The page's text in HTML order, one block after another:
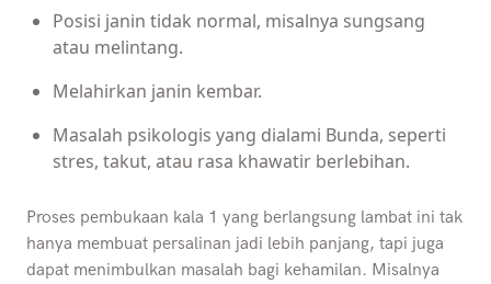
Posisi janin tidak normal, misalnya sungsang
atau melintang.
Melahirkan janin kembar.
Masalah psikologis yang dialami Bunda, seperti
stres, takut, atau rasa khawatir berlebihan.
Proses pembukaan kala 1 yang berlangsung lambat ini tak
hanya membuat persalinan jadi lebih panjang, tapi juga
dapat menimbulkan masalah bagi kehamilan. Misalnya